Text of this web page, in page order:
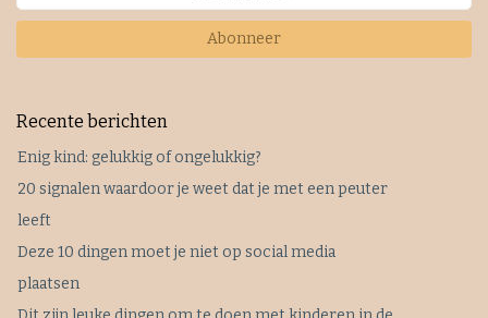
Abonneer
Recente berichten
Enig kind: gelukkig of ongelukkig?
20 signalen waardoor je weet dat je met een peuter
leeft
Deze 10 dingen moet je niet op social media
plaatsen